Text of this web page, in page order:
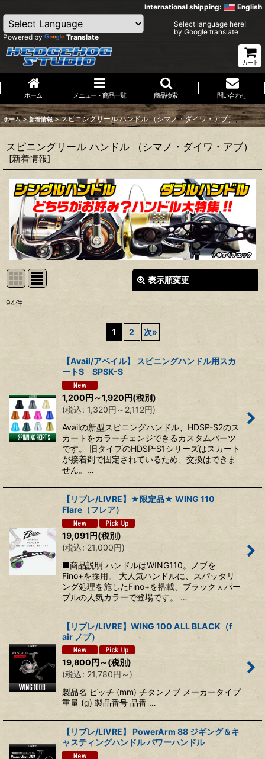
International shipping: English
Powered by Translate
Select language here!
by Google translate
カート
ホーム メニュー・商品一覧 商品検索 問い合わせ
ホーム > 新着情報 > スピニングリール ハンドル （シマノ・ダイワ・アブ）
スピニングリール ハンドル （シマノ・ダイワ・アブ）
[新着情報]
表示順変更
絞り込む
94件
1 2 次»
【Avail/アベイル】 スピニングハンドル用スカ
ートS SPSK-S
1,200円 ～1,920円(税別)
(税込: 1,320円 ～2,112円)
Availの新型スピニングハンドル、HDSP-S2のス
カートをカラーチェンジできるカスタムパーツ
です。 旧タイプのHDSP-S1シリーズはスカート
が接着剤で固定されているため、交換はできま
せん。…
【リブレ/LIVRE】★限定品★ WING 110
Flare（フレア）
19,091円(税別)
(税込: 21,000円)
■商品説明 ハンドルはWING110。ノブを
Fino+を採用。 大人気ハンドルに、スパッタリ
ング処理を施したFino+を搭載、ブラックｘパー
プルの人気カラーで登場です。 …
【リブレ/LIVRE】WING 100 ALL BLACK（f
air ノブ）
19,800円 ～(税別)
(税込: 21,780円 ～ )
製品名 ピッチ (mm) チタンノブ メーカータイプ
重量 (g) 製品番号 品番 …
【リブレ/LIVRE】 PowerArm 88 ジギング＆キ
ャスティングハンドル パワーハンドル